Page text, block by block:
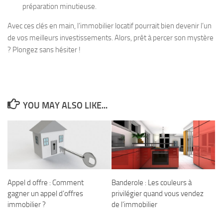
préparation minutieuse.
Avec ces clés en main, l’immobilier locatif pourrait bien devenir l’un
de vos meilleurs investissements. Alors, prêt à percer son mystère
? Plongez sans hésiter !
YOU MAY ALSO LIKE...
Appel d offre : Comment
gagner un appel d’offres
immobilier ?
Banderole : Les couleurs à
privilégier quand vous vendez
de l’immobilier